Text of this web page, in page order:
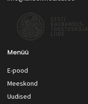
Menüü
E-pood
Meeskond
Uudised